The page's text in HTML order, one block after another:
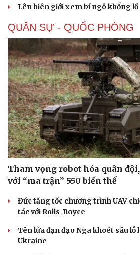
Lên biên giới xem bí ngô khổng lồ
QUÂN SỰ - QUỐC PHÒNG
Tham vọng robot hóa quân
với “ma trận” 550 biến thể
Đức tăng tốc chương trình UAV
tác với Rolls-Royce
Tên lửa đạn đạo Nga khoét sâu
Ukraine